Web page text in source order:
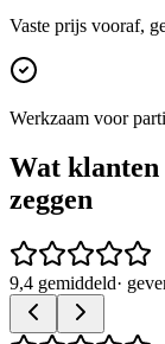
Vaste prijs vooraf,
Werkzaam voor
Wat
zeggen
9,4 gemiddeld·